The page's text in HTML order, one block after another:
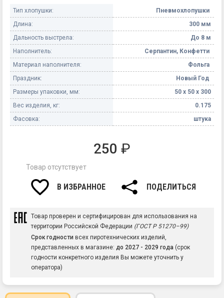
Тип хлопушки:
Пневмохлопушки
Длина:
300 мм
Дальность выстрела:
До 8 м
Наполнитель:
Серпантин, Конфетти
Материал наполнителя:
Фольга
Праздник:
Новый Год
Размеры упаковки, мм:
50 х 50 х 300
Вес изделия, кг:
0.175
Фасовка:
штука
250 ₽
Товар отсутствует
В ИЗБРАННОЕ ПОДЕЛИТЬСЯ
Товар проверен и сертифицирован для использования на
территории Российской Федерации (ГОСТ Р 51270–99)
Срок годности всех пиротехнических изделий,
представленных в магазине: до 2027 - 2029 года (срок
годности конкретного изделия Вы можете уточнить у
оператора)